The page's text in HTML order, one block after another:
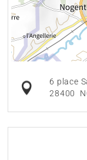
6 place
28400